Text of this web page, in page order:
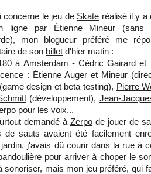
concerne le jeu de Skate réalisé il y a
ligne par Étienne Mineur (sans
mon blogueur préféré me
de son billet d'hier matin :
à Amsterdam - Cédric Gairard et
: Étienne Auger et Mineur
design et beta testing), Pierre
(développement), Jean-
pour les voix...
demandé à Zerpo de jouer de
de sauts avaient été facilement
jardin, j'avais dû courir dans la rue à
pour arriver à choper le
sonoriser, mais mon jeu préféré, qui